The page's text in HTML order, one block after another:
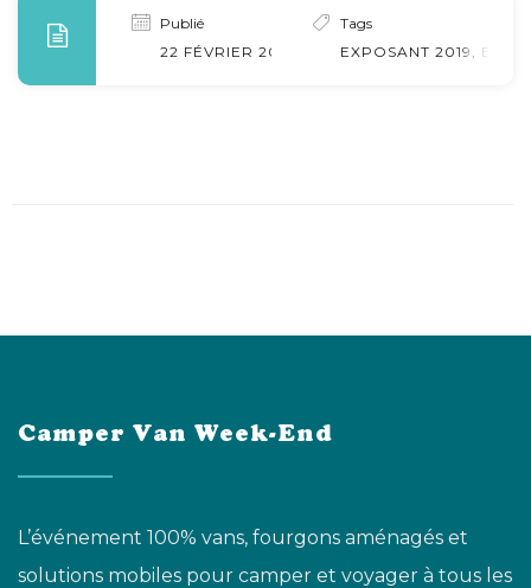
Publié
22 FÉVRIER 2020
Tags
EXPOSANT 2019
Camper Van Week-End
L’événement 100% vans, fourgons aménagés et
solutions mobiles pour camper et voyager à tous les